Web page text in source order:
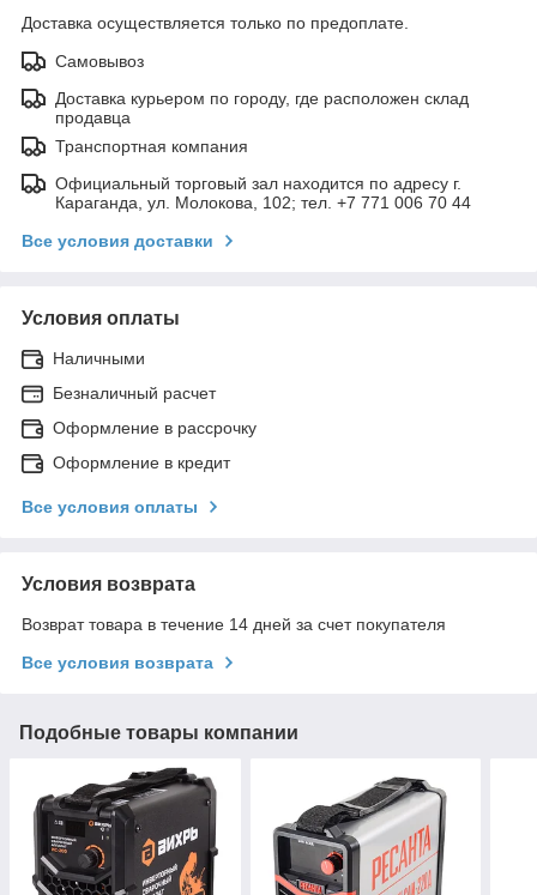
Доставка осуществляется только по предоплате.
Самовывоз
Доставка курьером по городу, где расположен склад
продавца
Транспортная компания
Официальный торговый зал находится по адресу г.
Караганда, ул. Молокова, 102; тел. +7 771 006 70 44
Все условия доставки
Условия оплаты
Наличными
Безналичный расчет
Оформление в рассрочку
Оформление в кредит
Все условия оплаты
Условия возврата
Возврат товара в течение 14 дней за счет покупателя
Все условия возврата
Подобные товары компании